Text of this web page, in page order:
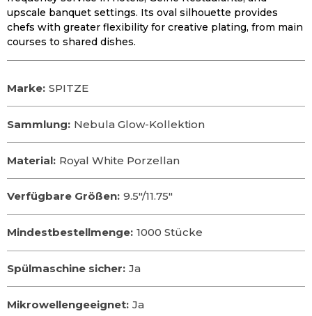
upscale banquet settings. Its oval silhouette provides
chefs with greater flexibility for creative plating, from main
courses to shared dishes.
Marke: SPITZE
Sammlung: Nebula Glow-Kollektion
Material: Royal White Porzellan
Verfügbare Größen: 9.5″/11.75″
Mindestbestellmenge: 1000 Stücke
Spülmaschine sicher: Ja
Mikrowellengeeignet: Ja